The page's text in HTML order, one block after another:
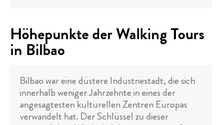
Höhepunkte der Walking Tours
in Bilbao
Bilbao war eine düstere Industriestadt, die sich
innerhalb weniger Jahrzehnte in eines der
angesagtesten kulturellen Zentren Europas
verwandelt hat. Der Schlüssel zu dieser